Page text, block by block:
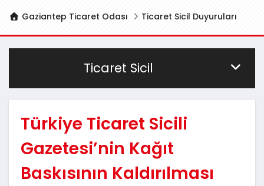
Gaziantep Ticaret Odası Ticaret Sicil Duyuruları
Ticaret Sicil
Türkiye Ticaret Sicili
Gazetesi’nin Kağıt
Baskısının Kaldırılması